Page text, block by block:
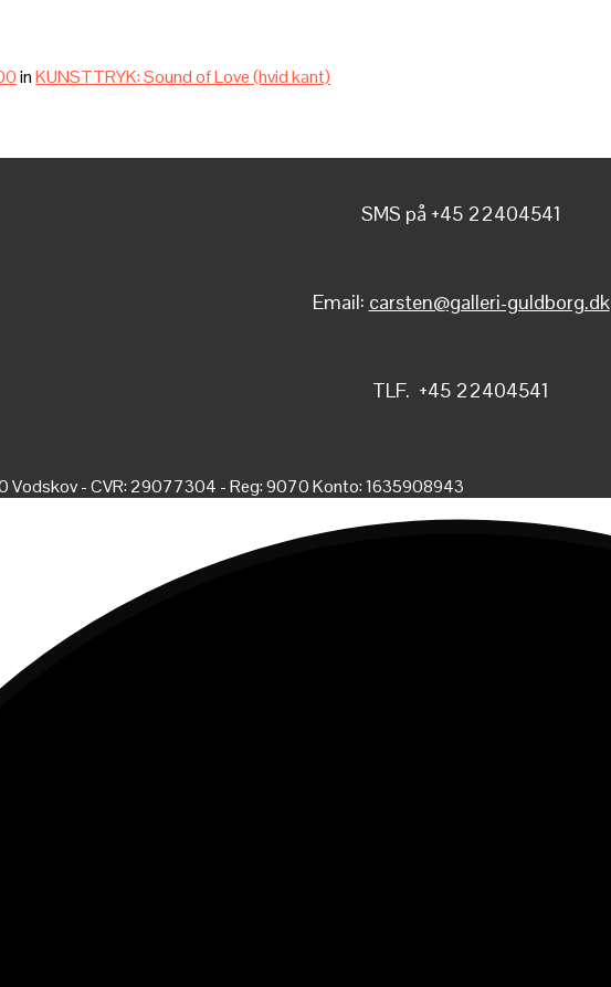
inKUNSTTRYK: Sound of Love (hvid kant)
SMS på +45 22404541
Email: carsten@galleri-guldborg.dk
TLF. +45 22404541
Vodskov - CVR: 29077304 - Reg: 9070 Konto: 1635908943